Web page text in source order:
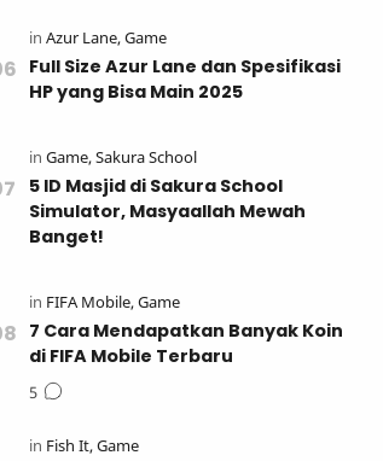
Full Size Azur Lane dan Spesifikasi
HP yang Bisa Main 2025
5 ID Masjid di Sakura School
Simulator, Masyaallah Mewah
Banget!
7 Cara Mendapatkan Banyak Koin
di FIFA Mobile Terbaru